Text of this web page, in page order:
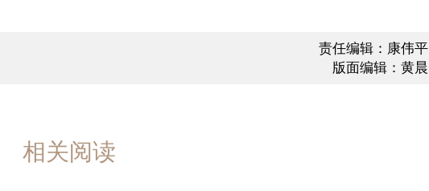
责任编辑：康伟平
版面编辑：黄晨
相关阅读